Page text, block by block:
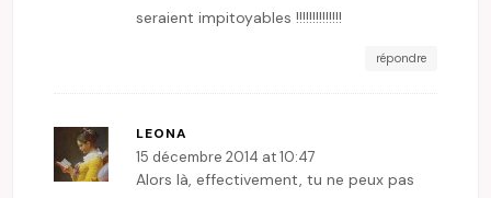
seraient impitoyables !!!!!!!!!!!!!!
répondre
LEONA
15 décembre 2014 at 10:47
Alors là, effectivement, tu ne peux pas